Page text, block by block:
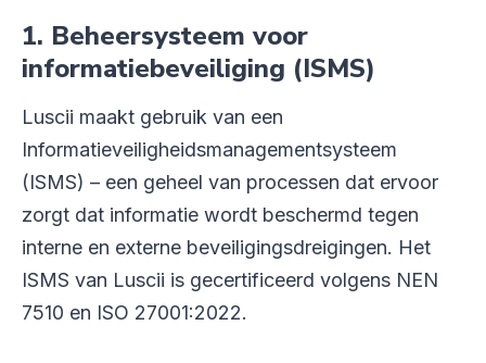
1. Beheersysteem voor
informatiebeveiliging (ISMS)
Luscii maakt gebruik van een
Informatieveiligheidsmanagementsysteem
(ISMS) – een geheel van processen dat ervoor
zorgt dat informatie wordt beschermd tegen
interne en externe beveiligingsdreigingen. Het
ISMS van Luscii is gecertificeerd volgens NEN
7510 en ISO 27001:2022.